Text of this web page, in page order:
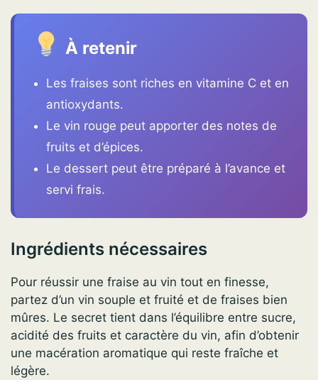
À retenir
Les fraises sont riches en vitamine C et en
antioxydants.
Le vin rouge peut apporter des notes de
fruits et d’épices.
Le dessert peut être préparé à l’avance et
servi frais.
Ingrédients nécessaires
Pour réussir une fraise au vin tout en finesse,
partez d’un vin souple et fruité et de fraises bien
mûres. Le secret tient dans l’équilibre entre sucre,
acidité des fruits et caractère du vin, afin d’obtenir
une macération aromatique qui reste fraîche et
légère.